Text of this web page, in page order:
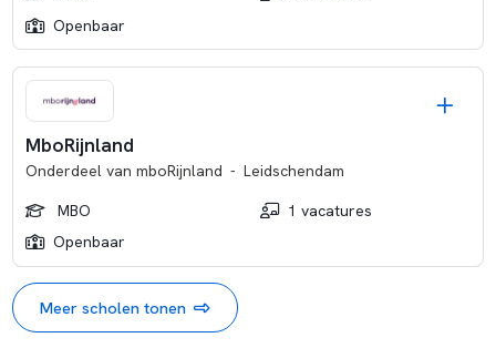
Openbaar
MboRijnland
Onderdeel van mboRijnland - Leidschendam
MBO
1 vacatures
Openbaar
Meer scholen tonen